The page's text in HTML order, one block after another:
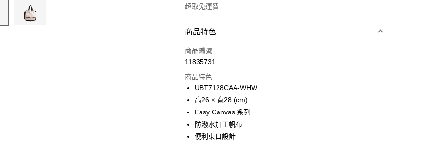
超取免運費
付款方式
信用卡一次付款
Apple Pay
Google Pay
貨到付款
商品特色
商品編號
11835731
商品特色
UBT7128CAA-WHW
高26 × 寬28 (cm)
Easy Canvas 系列
防潑水加工帆布
便利束口設計